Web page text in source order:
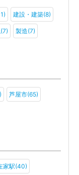
建設・建築(8)
製造(7)
般社団法人(5)
芦屋市(65)
家駅(40)